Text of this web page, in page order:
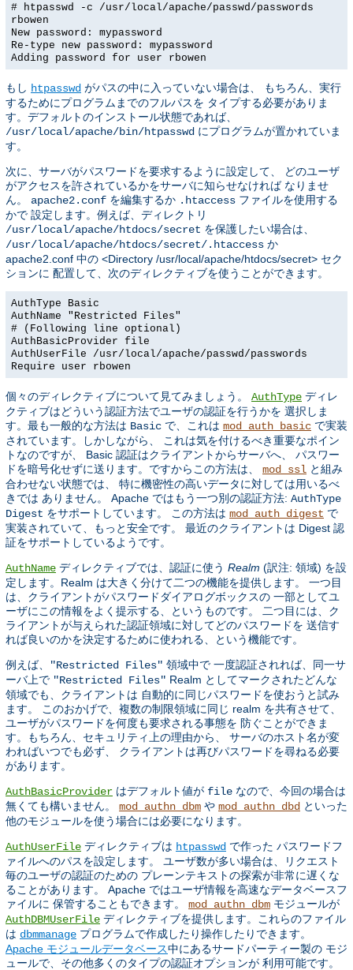
# htpasswd -c /usr/local/apache/passwd/passwords
rbowen
New password: mypassword
Re-type new password: mypassword
Adding password for user rbowen
もし htpasswd がパスの中に入っていない場合は、 もちろん、実行
するためにプログラムまでのフルパスを タイプする必要がありま
す。デフォルトのインストール状態であれば、
/usr/local/apache/bin/htpasswd にプログラムが置かれていま
す。
次に、サーバがパスワードを要求するように設定して、 どのユーザ
がアクセスを許されているかをサーバに知らせなければ なりませ
ん。 apache2.conf を編集するか .htaccess ファイルを使用する
かで 設定します。例えば、ディレクトリ
/usr/local/apache/htdocs/secret を保護したい場合は、
/usr/local/apache/htdocs/secret/.htaccess か
apache2.conf 中の <Directory /usr/local/apache/htdocs/secret> セク
ションに 配置して、次のディレクティブを使うことができます。
AuthType Basic
AuthName "Restricted Files"
# (Following line optional)
AuthBasicProvider file
AuthUserFile /usr/local/apache/passwd/passwords
Require user rbowen
個々のディレクティブについて見てみましょう。 AuthType ディレ
クティブはどういう認証方法でユーザの認証を行うかを 選択しま
す。最も一般的な方法は Basic で、これは mod_auth_basic で実装
されています。しかしながら、 これは気を付けるべき重要なポイン
トなのですが、 Basic 認証はクライアントからサーバへ、 パスワー
ドを暗号化せずに送ります。ですからこの方法は、 mod_ssl と組み
合わせない状態では、 特に機密性の高いデータに対しては用いるべ
きでは ありません。 Apache ではもう一つ別の認証方法: AuthType
Digest をサポートしています。 この方法は mod_auth_digest で
実装されていて、もっと安全です。 最近のクライアントは Digest 認
証をサポートしているようです。
AuthName ディレクティブでは、認証に使う Realm (訳注: 領域) を設
定します。Realm は大きく分けて二つの機能を提供します。 一つ目
は、クライアントがパスワードダイアログボックスの 一部としてユ
ーザにこの情報をよく提示する、というものです。 二つ目には、ク
ライアントが与えられた認証領域に対してどのパスワードを 送信す
れば良いのかを決定するために使われる、という機能です。
例えば、
"Restricted Files" 領域中で 一度認証されれば、同一サ
ーバ上で "Restricted Files" Realm としてマークされたどんな
領域でも、クライアントは 自動的に同じパスワードを使おうと試み
ます。 このおかげで、複数の制限領域に同じ realm を共有させて、
ユーザがパスワードを何度も要求される事態を 防ぐことができま
す。もちろん、セキュリティ上の理由から、 サーバのホスト名が変
わればいつでも必ず、 クライアントは再びパスワードを尋ねる必要
があります。
AuthBasicProvider はデフォルト値が file なので、今回の場合は
無くても構いません。 mod_authn_dbm や mod_authn_dbd といった
他のモジュールを使う場合には必要になります。
AuthUserFile ディレクティブは htpasswd で作った パスワードフ
ァイルへのパスを設定します。 ユーザ数が多い場合は、リクエスト
毎のユーザの認証のための プレーンテキストの探索が非常に遅くな
ることがあります。 Apache ではユーザ情報を高速なデータベースフ
ァイルに 保管することもできます。 mod_authn_dbm モジュールが
AuthDBMUserFile ディレクティブを提供します。これらのファイル
は dbmmanage プログラムで作成したり操作したりできます。
Apache モジュールデータベース中にあるサードパーティー製の モジ
ュールで、その他多くのタイプの認証オプションが 利用可能です。